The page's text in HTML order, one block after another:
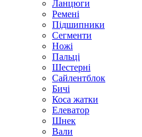
Ланцюги
Ремені
Підшипники
Сегменти
Ножі
Пальці
Шестерні
Сайлентблок
Бичі
Коса жатки
Елеватор
Шнек
Вали